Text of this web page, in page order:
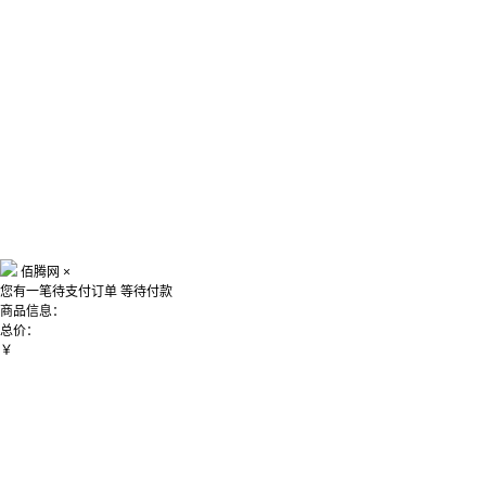
佰腾网 ×
您有一笔待支付订单 等待付款
商品信息：
总价：
￥